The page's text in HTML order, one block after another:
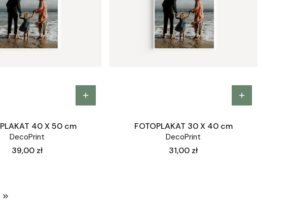
40 X 50 cm
DecoPrint
Cena
39,00 zł
FOTOPLAKAT 30 X 40 cm
DecoPrint
Cena
31,00 zł
Przejdź do ostatniej strony z produktami